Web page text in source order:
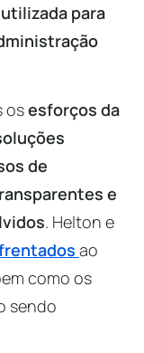
para
osesforços da
de
e
. Helton e
ao
como os
sendo